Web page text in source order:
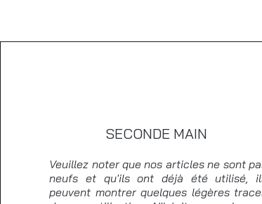
SECONDE MAIN
Veuillez noter que nos articles ne sont
neufs et qu'ils ont déjà été utilisé,
peuvent montrer quelques légères